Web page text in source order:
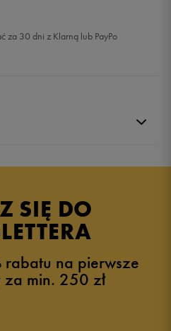
za 30 dni z Klarną lub PayPo
SIĘ DO
na pierwsze
min. 250 zł